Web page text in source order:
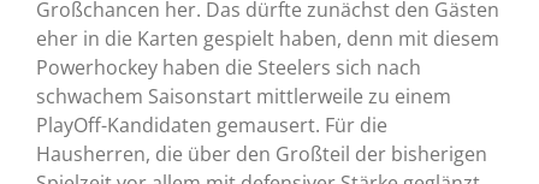
Großchancen her. Das dürfte zunächst den Gästen
eher in die Karten gespielt haben, denn mit diesem
Powerhockey haben die Steelers sich nach
schwachem Saisonstart mittlerweile zu einem
PlayOff-Kandidaten gemausert. Für die
Hausherren, die über den Großteil der bisherigen